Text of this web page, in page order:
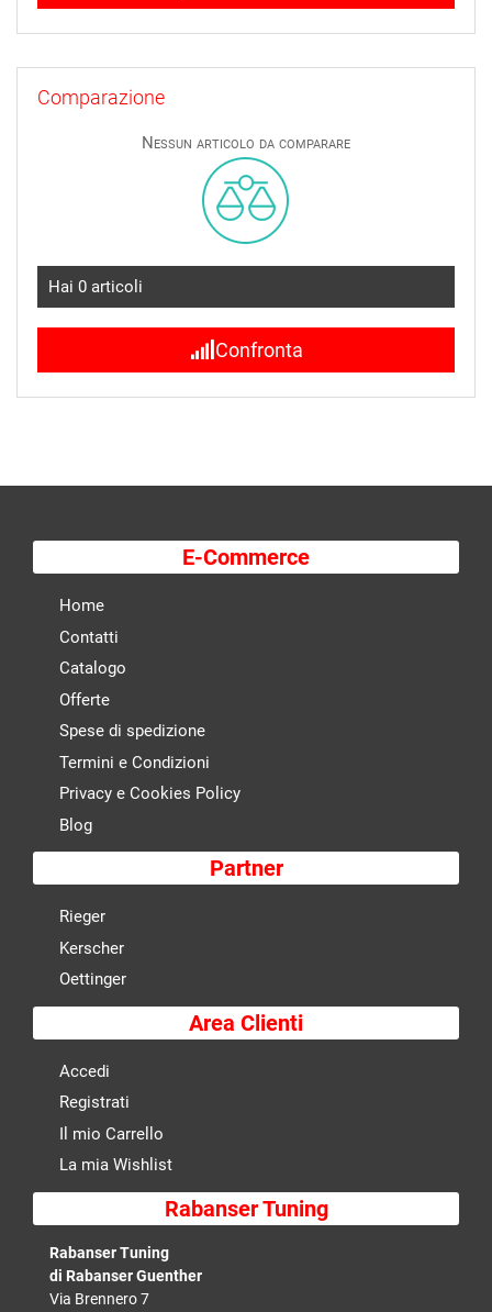
Comparazione
Nessun articolo da comparare
Hai 0 articoli
Confronta
E-Commerce
Home
Contatti
Catalogo
Offerte
Spese di spedizione
Termini e Condizioni
Privacy e Cookies Policy
Blog
Partner
Rieger
Kerscher
Oettinger
Area Clienti
Accedi
Registrati
Il mio Carrello
La mia Wishlist
Rabanser Tuning
Rabanser Tuning
di Rabanser Guenther
Via Brennero 7